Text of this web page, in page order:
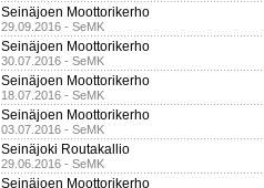
Seinäjoen Moottorikerho
29.09.2016 - SeMK
Seinäjoen Moottorikerho
30.07.2016 - SeMK
Seinäjoen Moottorikerho
18.07.2016 - SeMK
Seinäjoen Moottorikerho
03.07.2016 - SeMK
Seinäjoki Routakallio
29.06.2016 - SeMK
Seinäjoen Moottorikerho